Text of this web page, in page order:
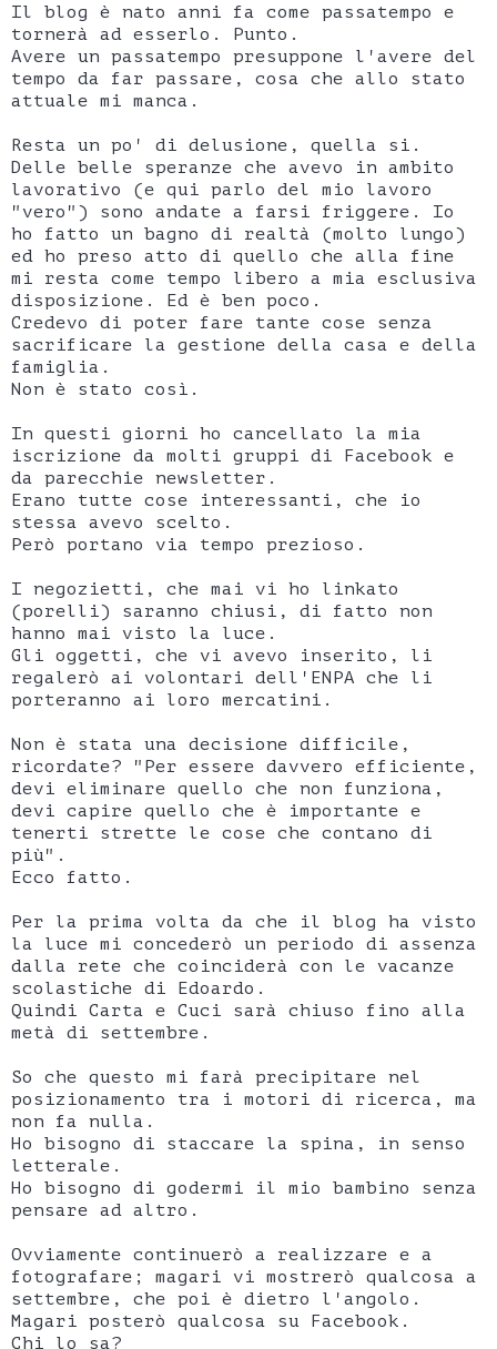
Il blog è nato anni fa come passatempo e
tornerà ad esserlo. Punto.
Avere un passatempo presuppone l'avere del
tempo da far passare, cosa che allo stato
attuale mi manca.
Resta un po' di delusione, quella si.
Delle belle speranze che avevo in ambito
lavorativo (e qui parlo del mio lavoro
"vero") sono andate a farsi friggere. Io
ho fatto un bagno di realtà (molto lungo)
ed ho preso atto di quello che alla fine
mi resta come tempo libero a mia esclusiva
disposizione. Ed è ben poco.
Credevo di poter fare tante cose senza
sacrificare la gestione della casa e della
famiglia.
Non è stato così.
In questi giorni ho cancellato la mia
iscrizione da molti gruppi di Facebook e
da parecchie newsletter.
Erano tutte cose interessanti, che io
stessa avevo scelto.
Però portano via tempo prezioso.
I negozietti, che mai vi ho linkato
(porelli) saranno chiusi, di fatto non
hanno mai visto la luce.
Gli oggetti, che vi avevo inserito, li
regalerò ai volontari dell'ENPA che li
porteranno ai loro mercatini.
Non è stata una decisione difficile,
ricordate? "Per essere davvero efficiente,
devi eliminare quello che non funziona,
devi capire quello che è importante e
tenerti strette le cose che contano di
più".
Ecco fatto.
Per la prima volta da che il blog ha visto
la luce mi concederò un periodo di assenza
dalla rete che coinciderà con le vacanze
scolastiche di Edoardo.
Quindi Carta e Cuci sarà chiuso fino alla
metà di settembre.
So che questo mi farà precipitare nel
posizionamento tra i motori di ricerca, ma
non fa nulla.
Ho bisogno di staccare la spina, in senso
letterale.
Ho bisogno di godermi il mio bambino senza
pensare ad altro.
Ovviamente continuerò a realizzare e a
fotografare; magari vi mostrerò qualcosa a
settembre, che poi è dietro l'angolo.
Magari posterò qualcosa su Facebook.
Chi lo sa?